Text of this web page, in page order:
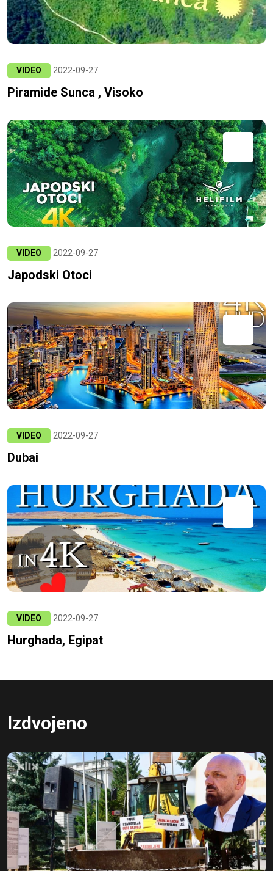
VIDEO 2022-09-27
Piramide Sunca , Visoko
VIDEO 2022-09-27
Japodski Otoci
VIDEO 2022-09-27
Dubai
VIDEO 2022-09-27
Hurghada, Egipat
Izdvojeno